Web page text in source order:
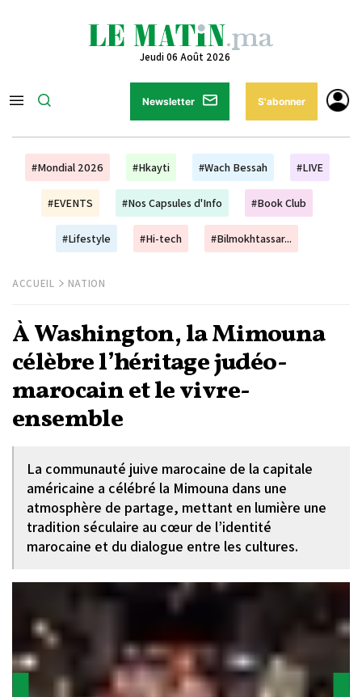
Jeudi 06 Août 2026
Newsletter S'abonner
#Mondial 2026 #Hkayti #Wach Bessah #LIVE
#EVENTS #Nos Capsules d'Info #Book Club
#Lifestyle #Hi-tech #Bilmokhtassar...
ACCUEIL NATION
À Washington, la Mimouna
célèbre l’héritage judéo-
marocain et le vivre-
ensemble
La communauté juive marocaine de la capitale
américaine a célébré la Mimouna dans une
atmosphère de partage, mettant en lumière une
tradition séculaire au cœur de l’identité
marocaine et du dialogue entre les cultures.